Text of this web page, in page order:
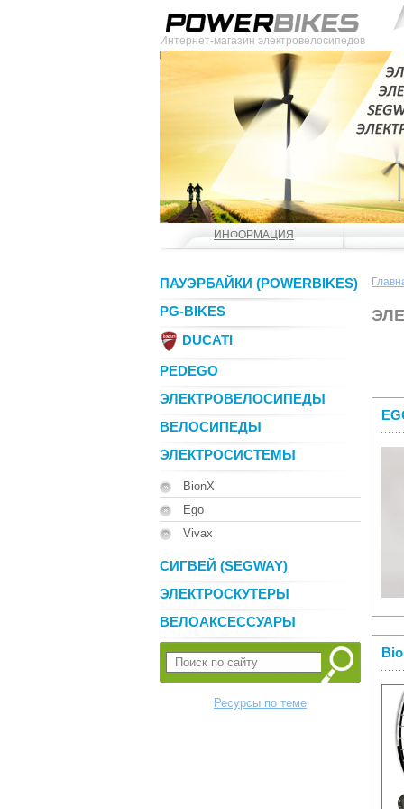
Интернет-магазин электровелосипедов
ИНФОРМАЦИЯ
ПАУЭРБАЙКИ (POWERBIKES)
PG-BIKES
DUCATI
PEDEGO
ЭЛЕКТРОВЕЛОСИПЕДЫ
ВЕЛОСИПЕДЫ
ЭЛЕКТРОСИСТЕМЫ
BionX
Ego
Vivax
СИГВЕЙ (SEGWAY)
ЭЛЕКТРОСКУТЕРЫ
ВЕЛОАКСЕССУАРЫ
Ресурсы по теме